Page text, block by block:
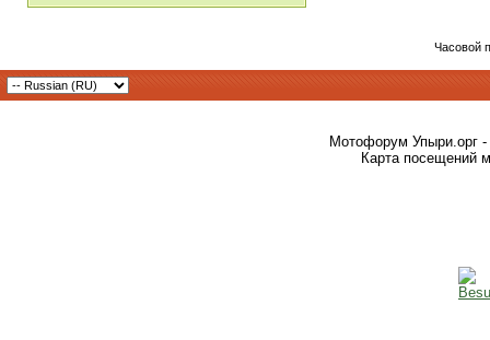
Часовой
Мотофорум Упыри.орг -
Карта посещений